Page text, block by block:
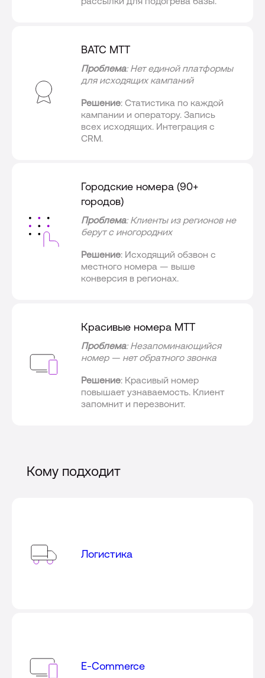
ВАТС МТТ
Проблема: Нет единой платформы
для исходящих кампаний
Решение: Статистика по каждой
кампании и оператору. Запись
всех исходящих. Интеграция с
CRM.
Городские номера (90+
городов)
Проблема: Клиенты из регионов не
берут с иногородних
Решение: Исходящий обзвон с
местного номера — выше
конверсия в регионах.
Красивые номера МТТ
Проблема: Незапоминающийся
номер — нет обратного звонка
Решение: Красивый номер
повышает узнаваемость. Клиент
запомнит и перезвонит.
Кому подходит
Логистика
E-Commerce